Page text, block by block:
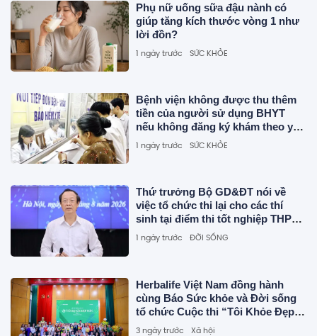
Phụ nữ uống sữa đậu nành có
giúp tăng kích thước vòng 1 như
lời đồn?
1 ngày trước SỨC KHỎE
Bệnh viện không được thu thêm
tiền của người sử dụng BHYT
nếu không đăng ký khám theo yêu
cầu.
1 ngày trước SỨC KHỎE
Thứ trưởng Bộ GD&ĐT nói về
việc tổ chức thi lại cho các thí
sinh tại điểm thi tốt nghiệp THPT
Chuyên Tuyên Quang
1 ngày trước ĐỜI SỐNG
Herbalife Việt Nam đồng hành
cùng Báo Sức khỏe và Đời sống
tổ chức Cuộc thi “Tôi Khỏe Đẹp
Hơn” lần thứ 5
3 ngày trước Xã hội